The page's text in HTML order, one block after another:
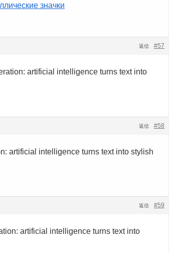
значки
#57
返信
artificial intelligence turns text into
#58
返信
artificial intelligence turns text into stylish
#59
返信
artificial intelligence turns text into